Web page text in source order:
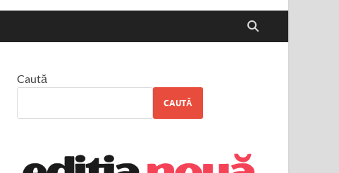
Caută
CAUTĂ